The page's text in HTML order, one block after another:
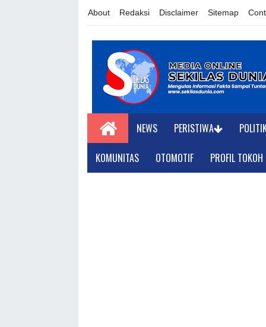
About Redaksi Disclaimer Sitemap
NEWS PERISTIWA
KOMUNITAS OTOMOTIF PROFIL TOKOH